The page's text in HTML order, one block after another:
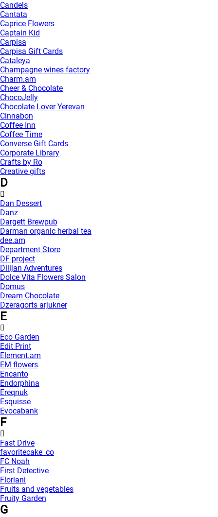
Candels
Cantata
Caprice Flowers
Captain Kid
Carpisa
Carpisa Gift Cards
Cataleya
Champagne wines factory
Charm.am
Cheer & Chocolate
ChocoJelly
Chocolate Lover Yerevan
Cinnabon
Coffee Inn
Coffee Time
Converse Gift Cards
Corporate Library
Crafts by Ro
Creative gifts
D
Dan Dessert
Danz
Dargett Brewpub
Darman organic herbal tea
dee.am
Department Store
DF project
Dilijan Adventures
Dolce Vita Flowers Salon
Domus
Dream Chocolate
Dzeragorts arjukner
E
Eco Garden
Edit Print
Element.am
EM flowers
Encanto
Endorphina
Ereqnuk
Esquisse
Evocabank
F
Fast Drive
favoritecake_co
FC Noah
First Detective
Floriani
Fruits and vegetables
Fruity Garden
G